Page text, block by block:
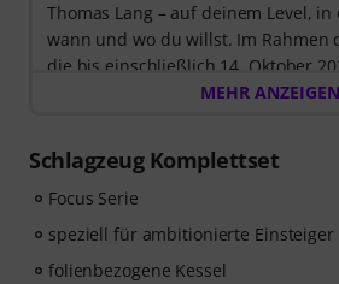
Thomas Lang – auf deinem Level,
wann und wo du willst. Im Rahmen
die bis einschließlich 14. Oktober
3 Monate exklusiven Zugang zur
MEHR ANZEIGEN
Schlagzeug Komplettset
Focus Serie
speziell für ambitionierte Einsteiger
folienbezogene Kessel